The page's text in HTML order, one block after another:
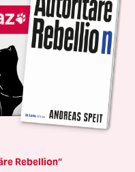
Rebellion“